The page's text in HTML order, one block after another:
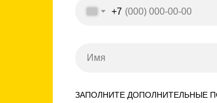
+7
ЗАПОЛНИТЕ ДОПОЛНИТЕЛЬНЫЕ